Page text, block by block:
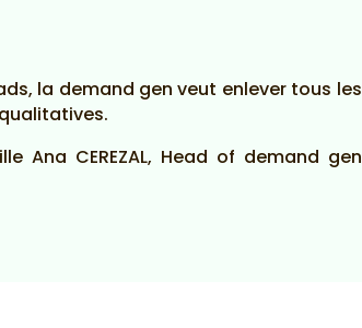
la demand gen veut enlever tous les
Ana CEREZAL, Head of demand gen